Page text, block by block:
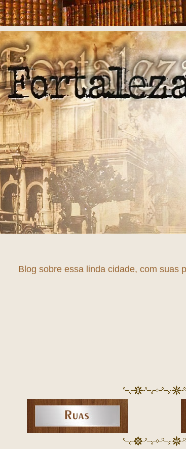
Fortaleza,
Blog sobre essa linda cidade, com suas